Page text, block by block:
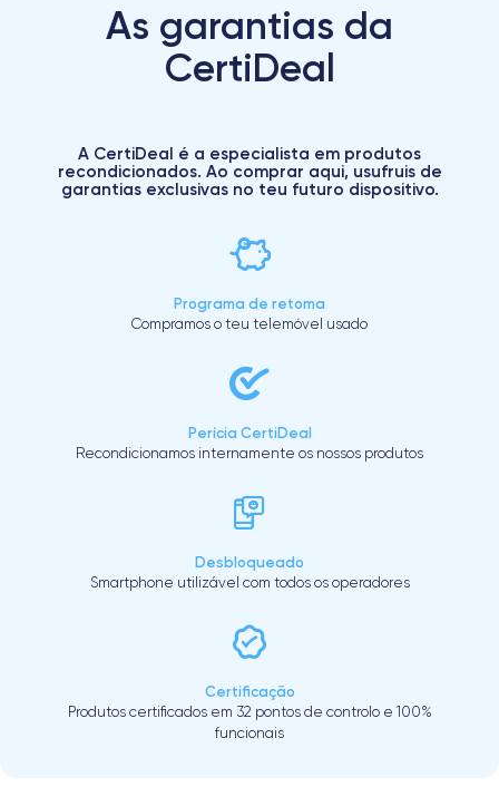
As garantias da
CertiDeal
A CertiDeal é a especialista em produtos
recondicionados. Ao comprar aqui, usufruis de
garantias exclusivas no teu futuro dispositivo.
Programa de retoma
Compramos o teu telemóvel usado
Perícia CertiDeal
Recondicionamos internamente os nossos produtos
Desbloqueado
Smartphone utilizável com todos os operadores
Certificação
Produtos certificados em 32 pontos de controlo e 100%
funcionais